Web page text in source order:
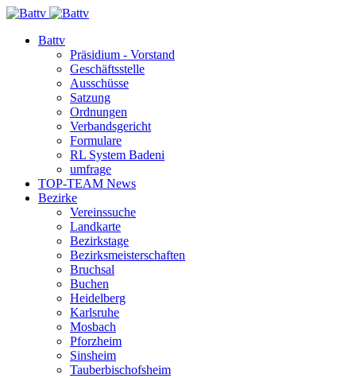
Battv
Präsidium - Vorstand
Geschäftsstelle
Ausschüsse
Satzung
Ordnungen
Verbandsgericht
Formulare
RL System Badeni
umfrage
TOP-TEAM News
Bezirke
Vereinssuche
Landkarte
Bezirkstage
Bezirksmeisterschaften
Bruchsal
Buchen
Heidelberg
Karlsruhe
Mosbach
Pforzheim
Sinsheim
Tauberbischofsheim